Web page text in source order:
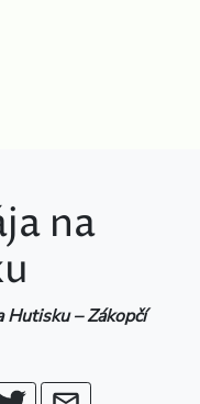
na
– Zákopčí